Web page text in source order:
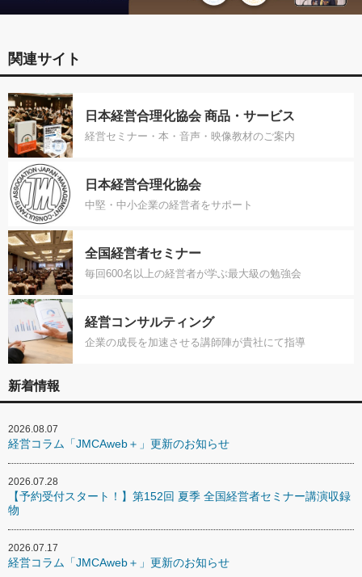
関連サイト
日本経営合理化協会 商品・サービス
経営セミナー・本・音声・映像教材のご案内
日本経営合理化協会
中堅・中小企業の経営者をサポート
全国経営者セミナー
毎回600名以上の経営者が学ぶ最大級の勉強会
経営コンサルティング
企業の成長を加速させる講師陣が貴社にて指導
新着情報
2026.08.07
経営コラム「JMCAweb＋」更新のお知らせ
2026.07.28
【予約受付スタート！】第152回 夏季 全国経営者セミナー講演収録
物
2026.07.17
経営コラム「JMCAweb＋」更新のお知らせ